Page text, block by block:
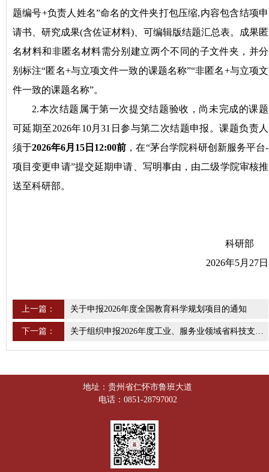
题编号+负责人姓名”命名的文件夹打包压缩,内容包含结项申
请书、研究成果(含佐证材料)、可编辑版结题汇总表。成果匿
名材料和非匿名材料需分别建立两个不同的子文件夹，并分
别标注“匿名+与立项文件一致的课题名称”“非匿名+与立项文
件一致的课题名称”。
2.本次结题属于第一次提交结题验收，尚未完成的课题
可延期至2026年10月31日参与第二次结题申报。课题负责人
须于2026年6月15日12:00前 ，在“茅台学院科研创新服务平台-
项目变更申请”提交延期申请、写明事由， 由二级学院审核推
送至科研部。
科研部
2026年5月27日
上一篇： 关于申报2026年度全国教育科学规划项目的通知
下一篇： 关于组织申报2026年度工业、服务业领域省科技支撑计划（一般项目）的通知
地址：贵州省仁怀市鲁班大道
电话：0851-28797002